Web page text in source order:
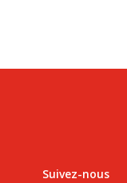
Suivez-nous